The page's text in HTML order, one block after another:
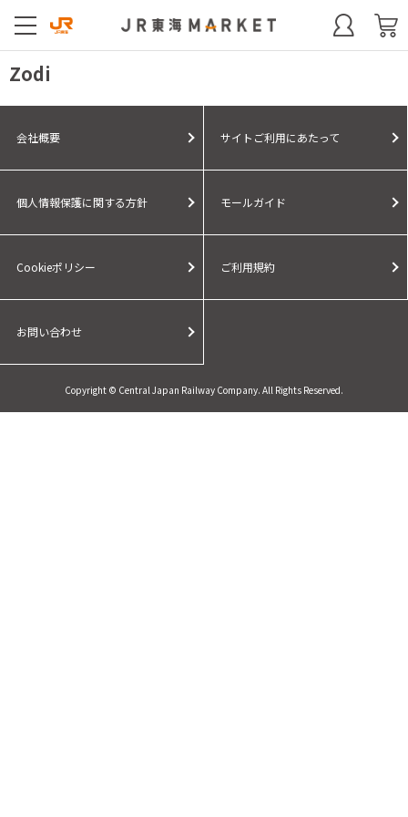
Zodi
会社概要 サイトご利用にあたって
個人情報保護に関する方針 モールガイド
Cookieポリシー ご利用規約
お問い合わせ
Copyright © Central Japan Railway Company. All Rights Reserved.